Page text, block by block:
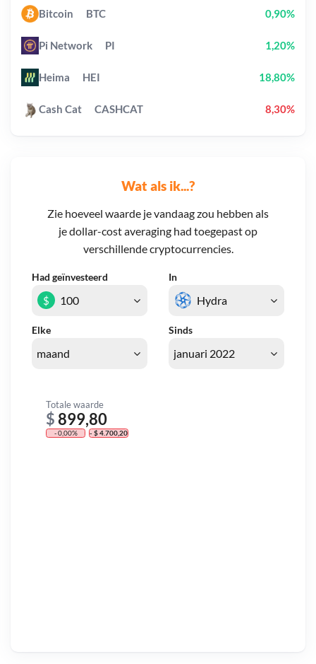
Wat als ik...?
Zie hoeveel waarde je vandaag zou hebben als
je dollar-cost averaging had toegepast op
verschillende cryptocurrencies.
Had geïnvesteerd In
Elke Sinds
$
Totale waarde
$ 899,80
- 0,00% - $ 4.700,20
Bitcoin BTC 0,90%
Pi Network PI 1,20%
Heima HEI 18,80%
Cash Cat CASHCAT 8,30%